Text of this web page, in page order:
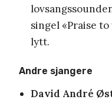
singel «Praise
lytt.
Andre sjangere
David André